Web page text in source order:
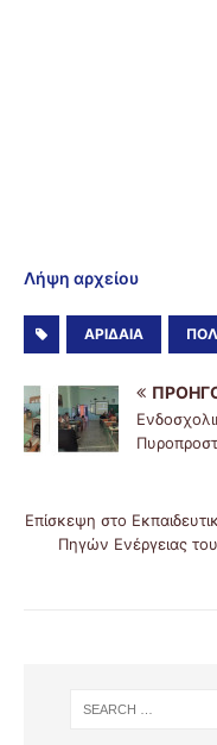
Λήψη αρχείου
ΑΡΙΔΑΊΑ
Επίσκεψη στο
Πηγών Ενέργειας